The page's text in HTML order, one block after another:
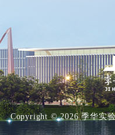
Copyright ©2026 季华实